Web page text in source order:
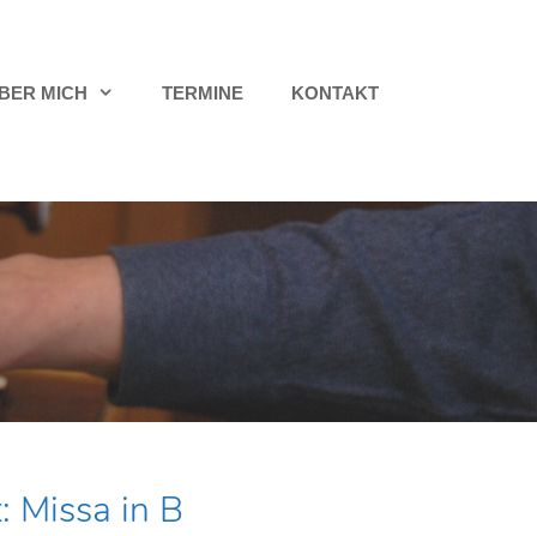
MICH TERMINE KONTAKT
Missa in B